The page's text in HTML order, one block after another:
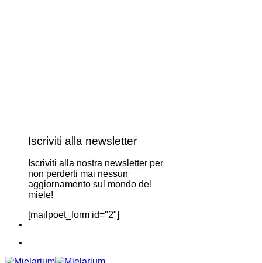
Iscriviti alla newsletter
Iscriviti alla nostra newsletter per
non perderti mai nessun
aggiornamento sul mondo del
miele!
[mailpoet_form id="2"]